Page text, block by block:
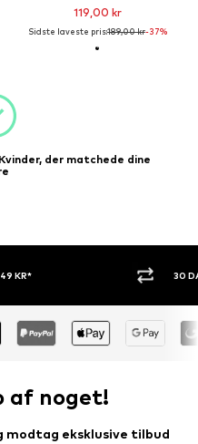
119,00 kr
Sidste laveste pris:189,00 kr-37%
der matchede dine
KR* 30
af noget!
modtag eksklusive tilbud